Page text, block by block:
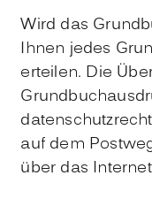
Wird das
Ihnen jedes
erteilen. Die
auf dem
über das